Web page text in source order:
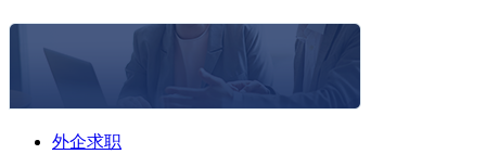
外企求职